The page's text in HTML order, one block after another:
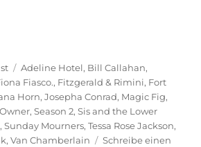
Schlagwörter
Adeline Hotel, Bill Callahan,
Fiasco., Fitzgerald & Rimini, Fort
Horn,Josepha Conrad, Magic Fig,
,Season 2,Sis and the Lower
,Sunday Mourners,Tessa Rose Jackson,
,Van Chamberlain
Schreibe einen